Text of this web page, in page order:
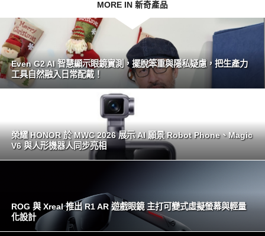
MORE IN 新奇產品
Even G2 AI 智慧顯示眼鏡實測，擺脫笨重與隱私疑慮，把生產力
工具自然融入日常配戴！
榮耀 HONOR 於 MWC 2026 展示 AI 願景 Robot Phone、Magic
V6 與人形機器人同步亮相
ROG 與 Xreal 推出 R1 AR 遊戲眼鏡 主打可變式虛擬螢幕與輕量
化設計